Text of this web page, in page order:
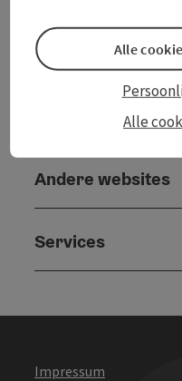
Andere websites
Services
Impressum
Alle
Alle